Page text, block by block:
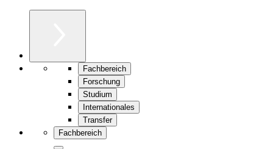
Fachbereich
Forschung
Studium
Internationales
Transfer
Fachbereich